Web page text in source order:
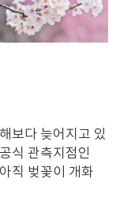
보다 늦어지고 있
식 관측지점인
직 벚꽃이 개화